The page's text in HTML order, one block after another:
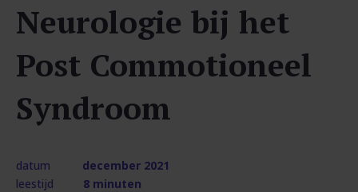
Neurologie bij het
Post Commotioneel
Syndroom
datum
december 2021
leestijd
8 minuten